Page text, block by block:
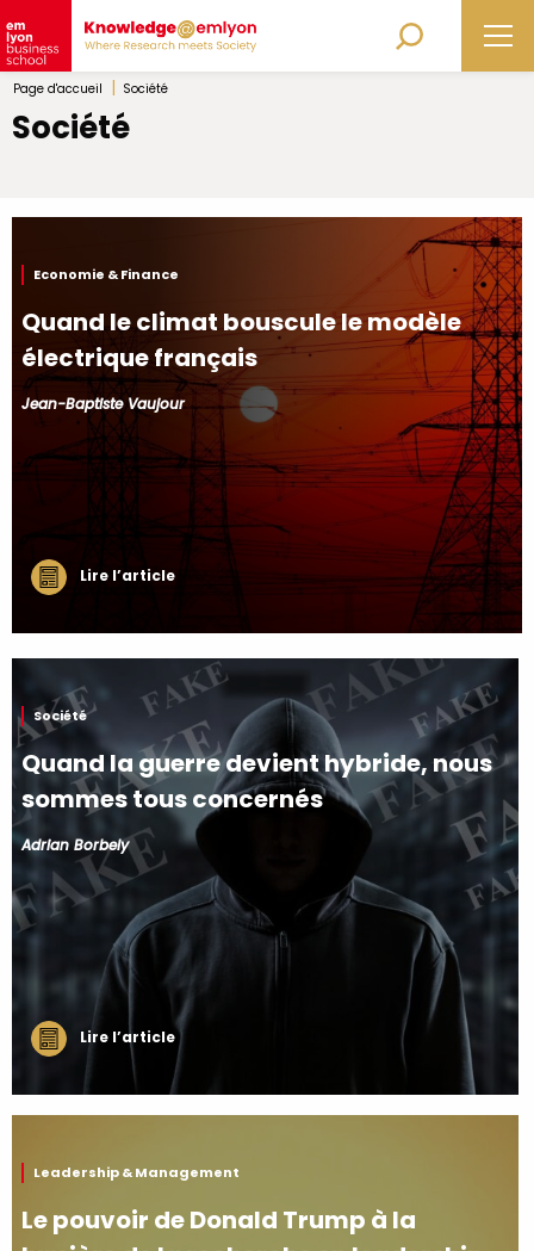
Page d'accueil | Société
Société
Economie & Finance
Quand le climat bouscule le modèle
électrique français
Jean-Baptiste Vaujour
Lire l’article
Société
Quand la guerre devient hybride, nous
sommes tous concernés
Adrian Borbely
Lire l’article
Leadership & Management
Le pouvoir de Donald Trump à la